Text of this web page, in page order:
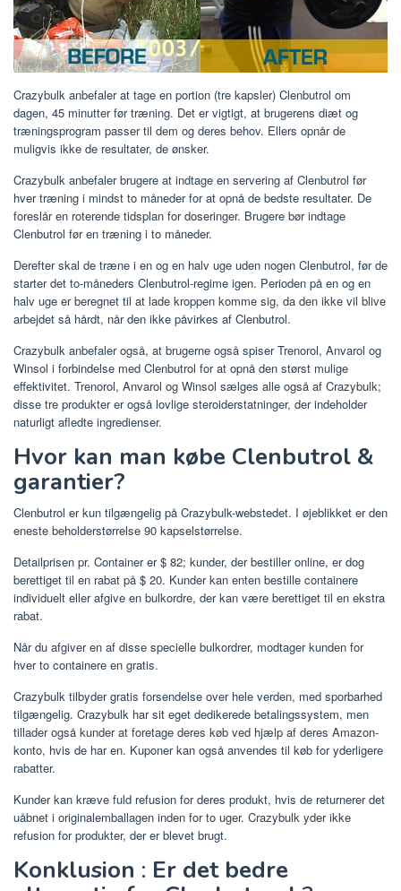
Crazybulk anbefaler at tage en portion (tre kapsler) Clenbutrol om
dagen, 45 minutter før træning. Det er vigtigt, at brugerens diæt og
træningsprogram passer til dem og deres behov. Ellers opnår de
muligvis ikke de resultater, de ønsker.
Crazybulk anbefaler brugere at indtage en servering af Clenbutrol før
hver træning i mindst to måneder for at opnå de bedste resultater. De
foreslår en roterende tidsplan for doseringer. Brugere bør indtage
Clenbutrol før en træning i to måneder.
Derefter skal de træne i en og en halv uge uden nogen Clenbutrol, før de
starter det to-måneders Clenbutrol-regime igen. Perioden på en og en
halv uge er beregnet til at lade kroppen komme sig, da den ikke vil blive
arbejdet så hårdt, når den ikke påvirkes af Clenbutrol.
Crazybulk anbefaler også, at brugerne også spiser Trenorol, Anvarol og
Winsol i forbindelse med Clenbutrol for at opnå den størst mulige
effektivitet. Trenorol, Anvarol og Winsol sælges alle også af Crazybulk;
disse tre produkter er også lovlige steroiderstatninger, der indeholder
naturligt afledte ingredienser.
Hvor kan man købe Clenbutrol &
garantier?
Clenbutrol er kun tilgængelig på Crazybulk-webstedet. I øjeblikket er den
eneste beholderstørrelse 90 kapselstørrelse.
Detailprisen pr. Container er $ 82; kunder, der bestiller online, er dog
berettiget til en rabat på $ 20. Kunder kan enten bestille containere
individuelt eller afgive en bulkordre, der kan være berettiget til en ekstra
rabat.
Når du afgiver en af ​​disse specielle bulkordrer, modtager kunden for
hver to containere en gratis.
Crazybulk tilbyder gratis forsendelse over hele verden, med sporbarhed
tilgængelig. Crazybulk har sit eget dedikerede betalingssystem, men
tillader også kunder at foretage deres køb ved hjælp af deres Amazon-
konto, hvis de har en. Kuponer kan også anvendes til køb for yderligere
rabatter.
Kunder kan kræve fuld refusion for deres produkt, hvis de returnerer det
uåbnet i originalemballagen inden for to uger. Crazybulk yder ikke
refusion for produkter, der er blevet brugt.
Konklusion : Er det bedre